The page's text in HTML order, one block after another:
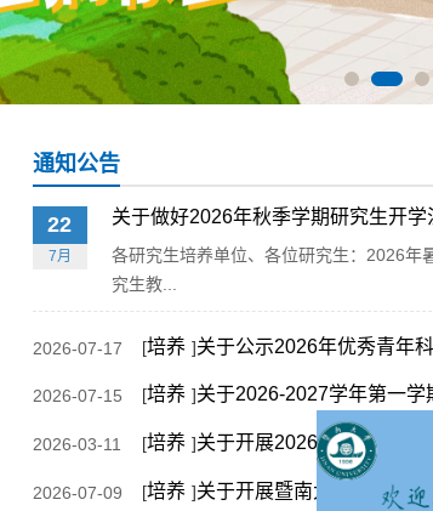
通知公告
22
7月
关于做好2026年秋季学期研究生开学
各研究生培养单位、各位研究生：2026年
究生教...
2026-07-17 [培养 ]关于公示2026年优秀青年科研人
2026-07-15 [培养 ]关于2026-2027学年第一学期申
2026-03-11 [培养 ]关于开展2026年研究生毕（结）业
2026-07-09 [培养 ]关于开展暨南大学研究生联合培养基地